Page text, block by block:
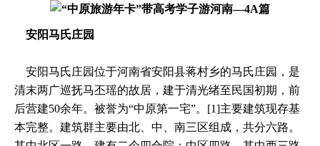
安阳马氏庄园
安阳马氏庄园位于河南省安阳县蒋村乡的马氏庄园，是
清末两广巡抚马丕瑶的故居，建于清光绪至民国初期，前
后营建50余年。被誉为“中原第一宅”。[1]主要建筑现存基
本完整。建筑群主要由北、中、南三区组成，共分六路。